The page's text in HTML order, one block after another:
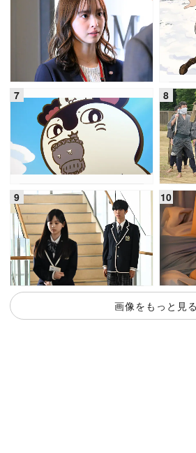
画像をもっと見る